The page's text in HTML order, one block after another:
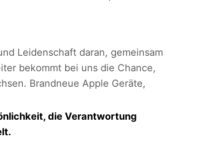
Leidenschaft daran, gemeinsam
bekommt bei uns die Chance,
Brandneue Apple Geräte,
die Verantwortung